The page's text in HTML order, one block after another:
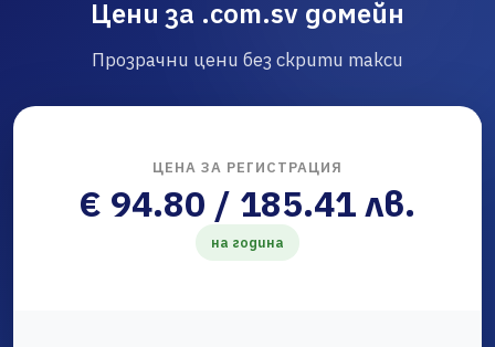
Цени за .com.sv домейн
Прозрачни цени без скрити такси
ЦЕНА ЗА РЕГИСТРАЦИЯ
€ 94.80 / 185.41 лв.
на година